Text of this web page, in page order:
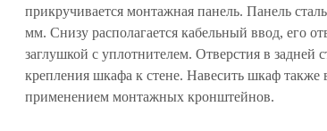
прикручивается монтажная панель. Панель
мм. Снизу располагается кабельный ввод, его
заглушкой с уплотнителем. Отверстия в задней
крепления шкафа к стене. Навесить шкаф также
применением монтажных кронштейнов.